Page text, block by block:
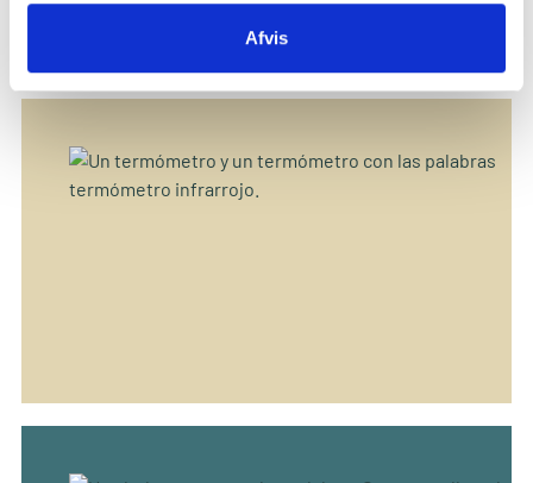
Afvis